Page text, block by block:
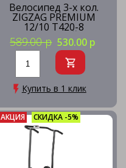
Велосипед 3-х кол.
ZIGZAG PREMIUM
12/10 T420-8
РОЗОВЫЙ
589.00 р 530.00 р
Купить в 1 клик
АКЦИЯ СКИДКА -5%